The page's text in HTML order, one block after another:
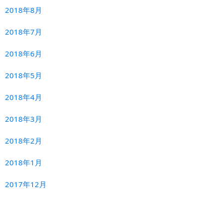
2018年8月
2018年7月
2018年6月
2018年5月
2018年4月
2018年3月
2018年2月
2018年1月
2017年12月